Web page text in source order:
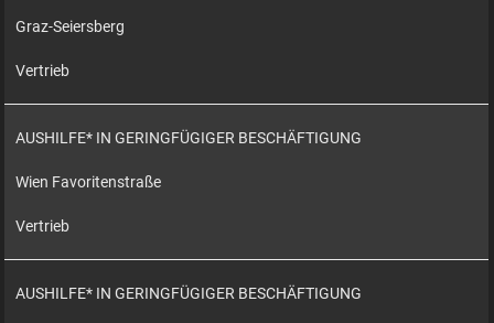
Graz-Seiersberg
Vertrieb
AUSHILFE* IN GERINGFÜGIGER BESCHÄFTIGUNG
Wien Favoritenstraße
Vertrieb
AUSHILFE* IN GERINGFÜGIGER BESCHÄFTIGUNG